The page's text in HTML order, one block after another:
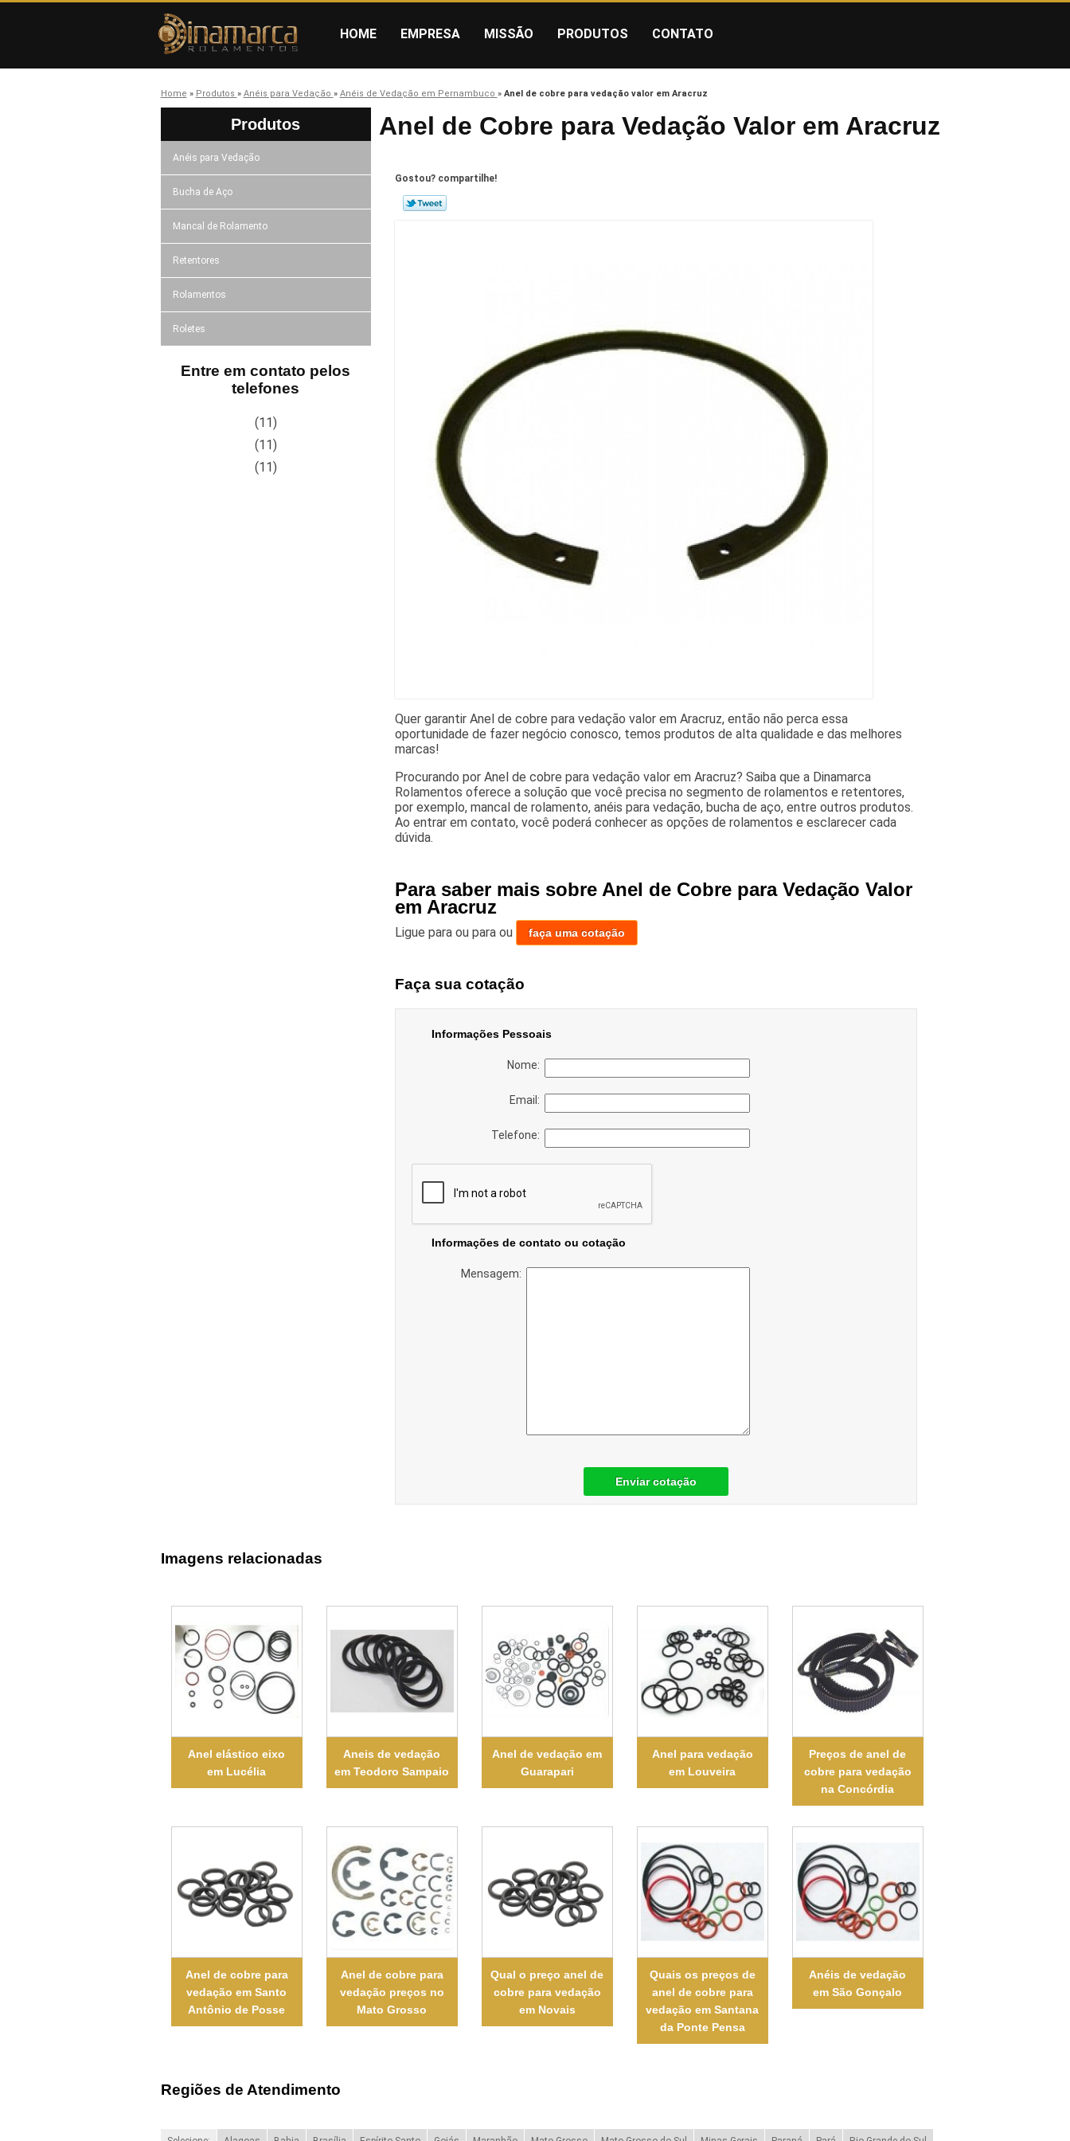
HOME EMPRESA MISSÃO PRODUTOS CONTATO
Home » Produtos » Anéis para Vedação » Anéis de Vedação em Pernambuco » Anel de cobre para vedação valor em Aracruz
Produtos
Anéis para Vedação
Bucha de Aço
Mancal de Rolamento
Retentores
Rolamentos
Roletes
Entre em contato pelos
telefones
(11)
(11)
(11)
Anel de Cobre para Vedação Valor em Aracruz
Gostou? compartilhe!
Quer garantir Anel de cobre para vedação valor em Aracruz, então não perca essa
oportunidade de fazer negócio conosco, temos produtos de alta qualidade e das melhores
marcas!
Procurando por Anel de cobre para vedação valor em Aracruz? Saiba que a Dinamarca
Rolamentos oferece a solução que você precisa no segmento de rolamentos e retentores,
por exemplo, mancal de rolamento, anéis para vedação, bucha de aço, entre outros produtos.
Ao entrar em contato, você poderá conhecer as opções de rolamentos e esclarecer cada
dúvida.
Para saber mais sobre Anel de Cobre para Vedação Valor
em Aracruz
Ligue para ou para ou faça uma cotação
Faça sua cotação
Informações Pessoais
Nome:
Email:
Telefone:
Informações de contato ou cotação
Mensagem:
Enviar cotação
Imagens relacionadas
Anel elástico eixo
em Lucélia
Aneis de vedação
em Teodoro Sampaio
Anel de vedação em
Guarapari
Anel para vedação
em Louveira
Preços de anel de
cobre para vedação
na Concórdia
Anel de cobre para
vedação em Santo
Antônio de Posse
Anel de cobre para
vedação preços no
Mato Grosso
Qual o preço anel de
cobre para vedação
em Novais
Quais os preços de
anel de cobre para
vedação em Santana
da Ponte Pensa
Anéis de vedação
em São Gonçalo
Regiões de Atendimento